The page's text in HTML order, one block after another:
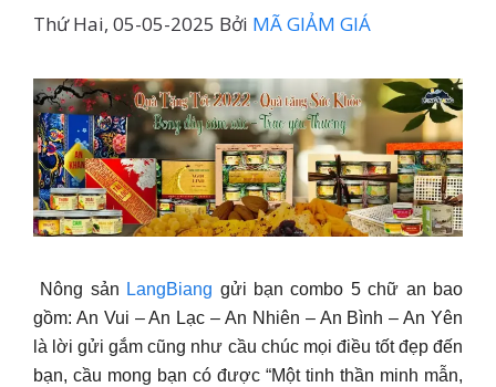
Thứ Hai, 05-05-2025 Bởi MÃ GIẢM GIÁ
Nông sản LangBiang gửi bạn combo 5 chữ an bao
gồm: An Vui – An Lạc – An Nhiên – An Bình – An Yên
là lời gửi gắm cũng như cầu chúc mọi điều tốt đẹp đến
bạn, cầu mong bạn có được “Một tinh thần minh mẫn,